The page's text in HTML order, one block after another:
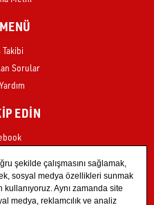
Sorular
EDİN